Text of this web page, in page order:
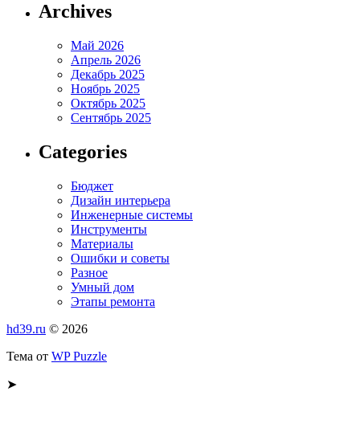
Archives
Май 2026
Апрель 2026
Декабрь 2025
Ноябрь 2025
Октябрь 2025
Сентябрь 2025
Categories
Бюджет
Дизайн интерьера
Инженерные системы
Инструменты
Материалы
Ошибки и советы
Разное
Умный дом
Этапы ремонта
hd39.ru © 2026
Тема от WP Puzzle
➤